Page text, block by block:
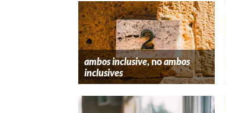
ambos inclusive, noambos
inclusives